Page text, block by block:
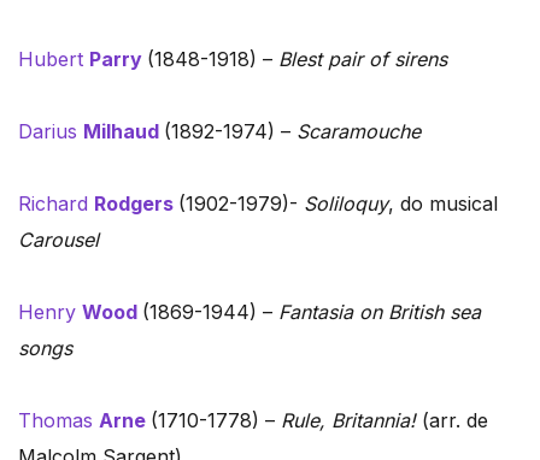
Hubert Parry (1848-1918) – Blest pair of sirens
Darius Milhaud (1892-1974) – Scaramouche
Richard Rodgers (1902-1979)- Soliloquy, do musical
Carousel
Henry Wood (1869-1944) – Fantasia on British sea
songs
Thomas Arne (1710-1778) – Rule, Britannia!(arr. de